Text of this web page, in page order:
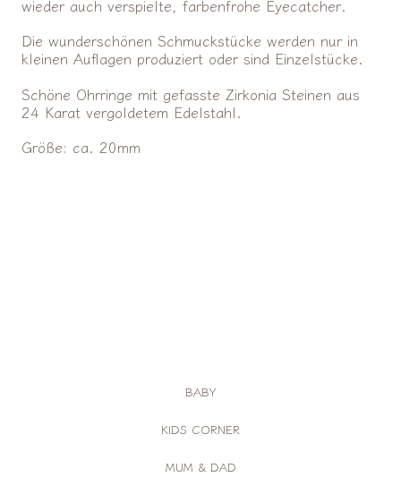
wieder auch verspielte, farbenfrohe Eyecatcher.
Die wunderschönen Schmuckstücke werden nur in
kleinen Auflagen produziert oder sind Einzelstücke.
Schöne Ohrringe mit gefasste Zirkonia Steinen aus
24 Karat vergoldetem Edelstahl.
Größe: ca. 20mm
BABY
KIDS CORNER
MUM & DAD